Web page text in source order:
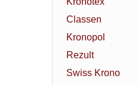
Classen
Kronopol
Rezult
Swiss Krono